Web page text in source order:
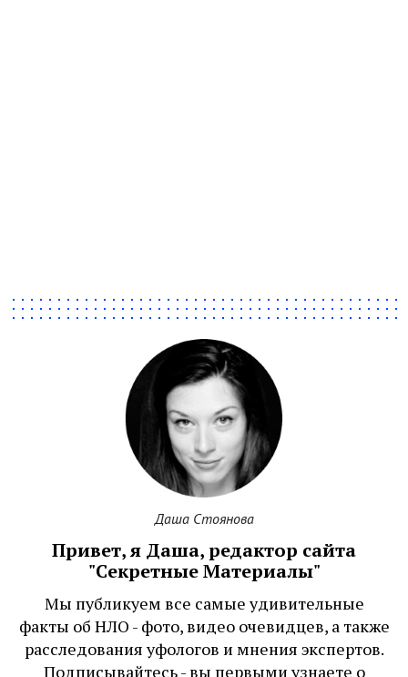
Даша Стоянова
Привет, я Даша, редактор сайта
"Секретные Материалы"
Мы публикуем все самые удивительные
факты об НЛО - фото, видео очевидцев, а также
расследования уфологов и мнения экспертов.
Подписывайтесь - вы первыми узнаете о